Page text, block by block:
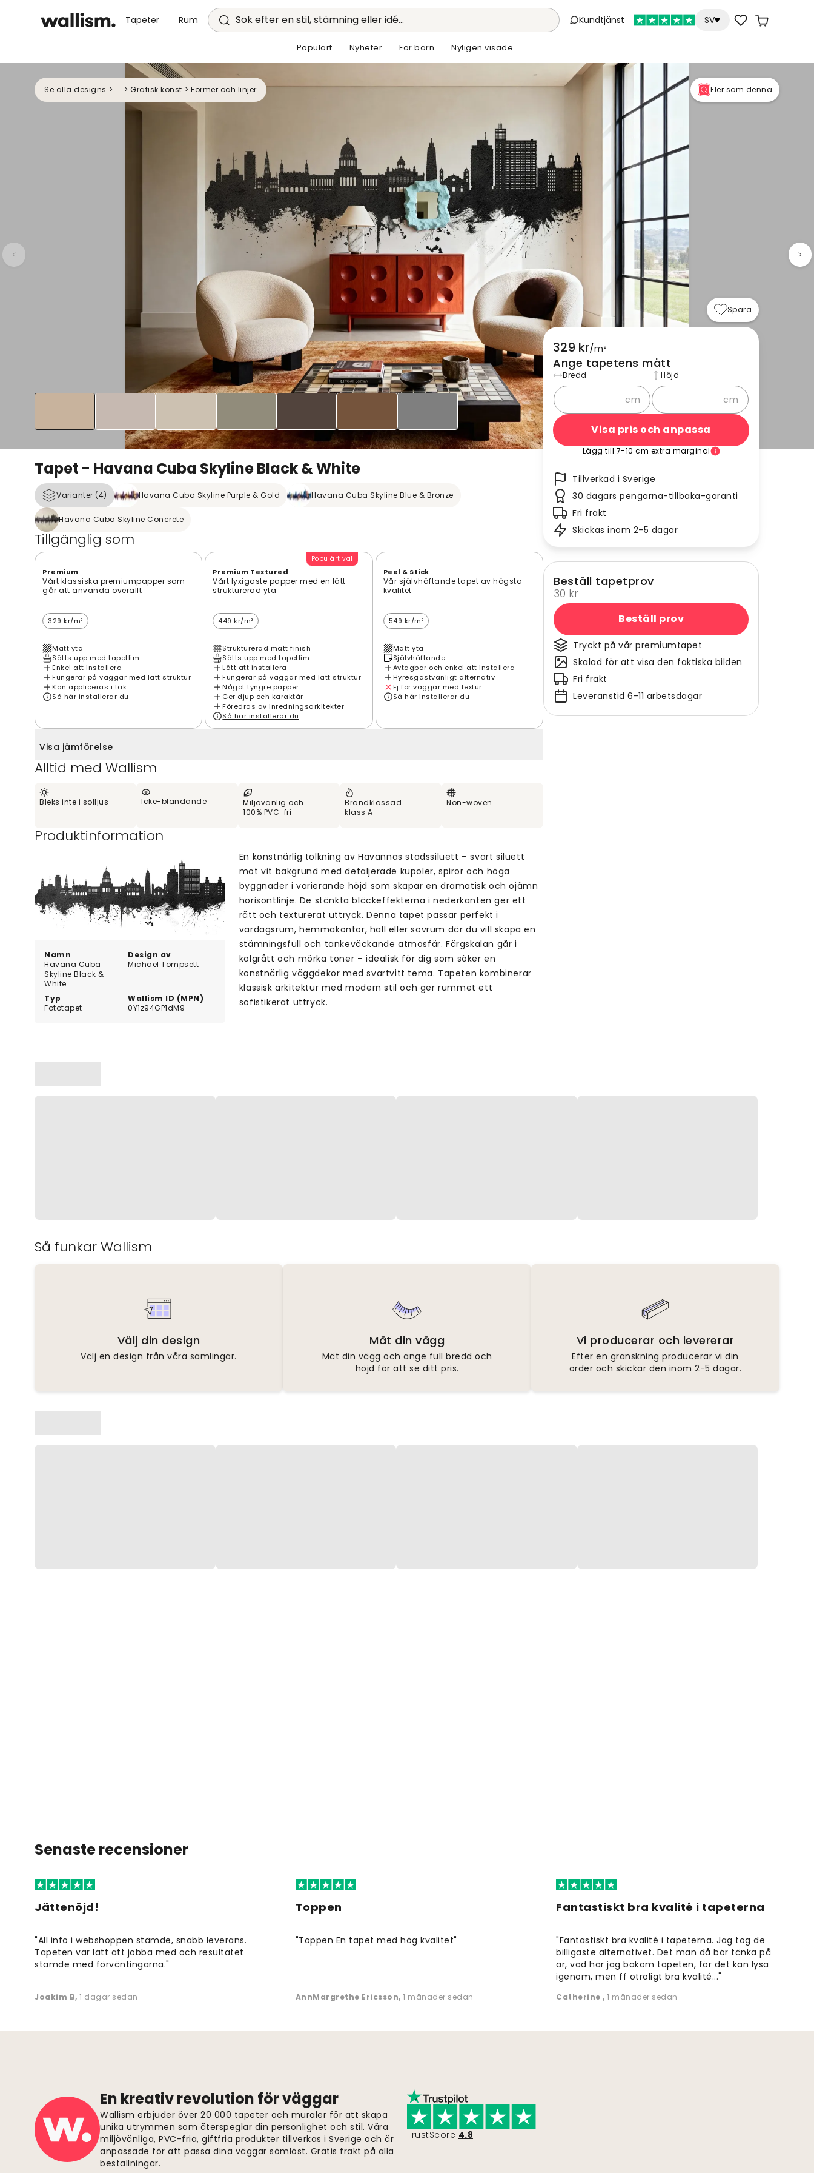
Tapeter Rum Sök efter en stil, stämning eller idé... Kundtjänst SV
Populärt Nyheter För barn Nyligen visade
Se alla designs > ... > Grafisk konst > Former och linjer Fler som denna
Tapet - Havana Cuba Skyline Black & White
Varianter (4) Havana Cuba Skyline Purple & Gold Havana Cuba Skyline Blue & Bronze
Havana Cuba Skyline Concrete
Tillgänglig som
Premium
Vårt klassiska premiumpapper som
går att använda överallt
329 kr/m²
Matt yta
Sätts upp med tapetlim
Enkel att installera
Fungerar på väggar med lätt struktur
Kan appliceras i tak
Så här installerar du
Populärt val
Premium Textured
Vårt lyxigaste papper med en lätt
strukturerad yta
449 kr/m²
Strukturerad matt finish
Sätts upp med tapetlim
Lätt att installera
Fungerar på väggar med lätt struktur
Något tyngre papper
Ger djup och karaktär
Föredras av inredningsarkitekter
Så här installerar du
Peel & Stick
Vår självhäftande tapet av högsta
kvalitet
549 kr/m²
Matt yta
Självhäftande
Avtagbar och enkel att installera
Hyresgästvänligt alternativ
Ej för väggar med textur
Så här installerar du
Visa jämförelse
Alltid med Wallism
Bleks inte i solljus Icke-bländande
Miljövänlig och
100% PVC-fri
Brandklassad
klass A
Non-woven
Produktinformation
Namn
Havana Cuba
Skyline Black &
White
Design av
Michael Tompsett
Typ
Fototapet
Wallism ID (MPN)
0Y1z94GP1dM9
En konstnärlig tolkning av Havannas stadssiluett – svart siluett
mot vit bakgrund med detaljerade kupoler, spiror och höga
byggnader i varierande höjd som skapar en dramatisk och ojämn
horisontlinje. De stänkta bläckeffekterna i nederkanten ger ett
rått och texturerat uttryck. Denna tapet passar perfekt i
vardagsrum, hemmakontor, hall eller sovrum där du vill skapa en
stämningsfull och tankeväckande atmosfär. Färgskalan går i
kolgrått och mörka toner – idealisk för dig som söker en
konstnärlig väggdekor med svartvitt tema. Tapeten kombinerar
klassisk arkitektur med modern stil och ger rummet ett
sofistikerat uttryck.
Spara
329 kr/m²
Ange tapetens mått
Bredd
cm
Höjd
cm
Visa pris och anpassa
Lägg till 7-10 cm extra marginal
Tillverkad i Sverige
30 dagars pengarna-tillbaka-garanti
Fri frakt
Skickas inom 2-5 dagar
Beställ tapetprov
30 kr
Beställ prov
Tryckt på vår premiumtapet
Skalad för att visa den faktiska bilden
Fri frakt
Leveranstid 6-11 arbetsdagar
Så funkar Wallism
Välj din design
Välj en design från våra samlingar.
Mät din vägg
Mät din vägg och ange full bredd och
höjd för att se ditt pris.
Vi producerar och levererar
Efter en granskning producerar vi din
order och skickar den inom 2-5 dagar.
Senaste recensioner
Jättenöjd!
"All info i webshoppen stämde, snabb leverans.
Tapeten var lätt att jobba med och resultatet
stämde med förväntingarna."
Joakim B, 1 dagar sedan
Toppen
"Toppen En tapet med hög kvalitet"
AnnMargrethe Ericsson, 1 månader sedan
Fantastiskt bra kvalité i tapeterna
"Fantastiskt bra kvalité i tapeterna. Jag tog de
billigaste alternativet. Det man då bör tänka på
är, vad har jag bakom tapeten, för det kan lysa
igenom, men ff otroligt bra kvalité..."
Catherine, 1 månader sedan
En kreativ revolution för väggar
Wallism erbjuder över 20 000 tapeter och muraler för att skapa
unika utrymmen som återspeglar din personlighet och stil. Våra
miljövänliga, PVC-fria, giftfria produkter tillverkas i Sverige och är
anpassade för att passa dina väggar sömlöst. Gratis frakt på alla
beställningar.
TrustScore 4.8